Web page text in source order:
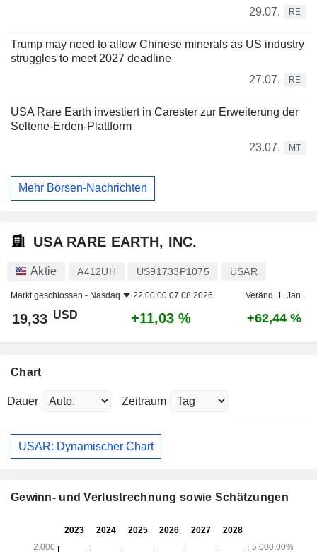
29.07. RE
Trump may need to allow Chinese minerals as US industry
struggles to meet 2027 deadline
27.07.
RE
USA Rare Earth investiert in Carester zur Erweiterung der
Seltene-Erden-Plattform
23.07.
MT
Mehr Börsen-Nachrichten
USA RARE EARTH, INC.
Aktie A412UH US91733P1075 USAR
Markt geschlossen - Nasdaq 22:00:00 07.08.2026 Veränd. 1. Jan.
19,33 USD +11,03 % +62,44 %
Chart
Dauer Zeitraum
USAR: Dynamischer Chart
Gewinn- und Verlustrechnung sowie Schätzungen